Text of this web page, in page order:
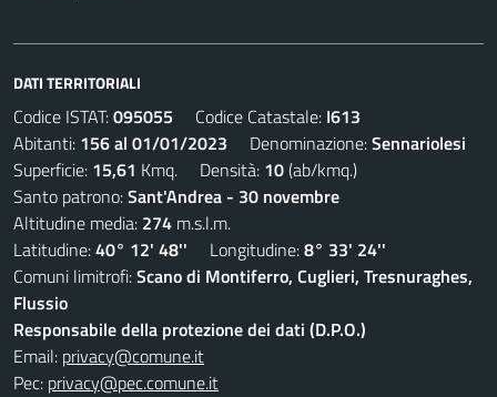
DATI TERRITORIALI
Codice ISTAT:095055 Codice Catastale: I613
Abitanti: 156 al 01/01/2023 Denominazione:Sennariolesi
Superficie: 15,61 Kmq. Densità: 10(ab/kmq.)
Santo patrono:Sant'Andrea - 30 novembre
Altitudine media: 274 m.s.l.m.
Latitudine:40° 12' 48'' Longitudine:8° 33' 24''
Comuni limitrofi:Scano di Montiferro, Cuglieri, Tresnuraghes,
Flussio
Responsabile della protezione dei dati (D.P.O.)
Email: privacy@comune.it
Pec: privacy@pec.comune.it